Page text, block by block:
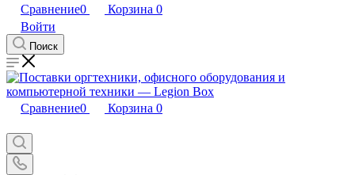
Сравнение0 Корзина 0
Войти
Поиск
Сравнение0 Корзина 0